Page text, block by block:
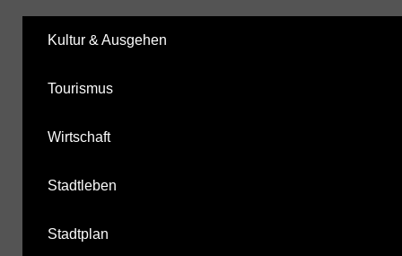
Kultur & Ausgehen
Tourismus
Wirtschaft
Stadtleben
Stadtplan